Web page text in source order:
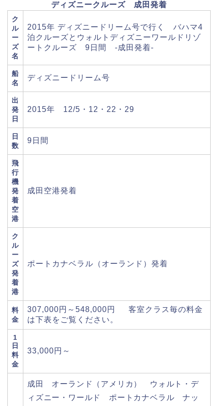
ディズニークルーズ 成田発着
ク
ル
ー
ズ
名
2015年 ディズニードリーム号で行く バハマ4
泊クルーズとウォルトディズニーワールドリゾ
ートクルーズ 9日間 -成田発着-
船
名
ディズニードリーム号
出
発
日
2015年 12/5・12・22・29
日
数
9日間
飛
行
機
発
着
空
港
成田空港発着
ク
ル
ー
ズ
発
着
港
ポートカナベラル（オーランド）発着
料
金
307,000円～548,000円 客室クラス毎の料金
は下表をご覧ください。
1
日
料
金
33,000円～
成田 オーランド（アメリカ） ウォルト・デ
ィズニー・ワールド ポートカナベラル ナッ